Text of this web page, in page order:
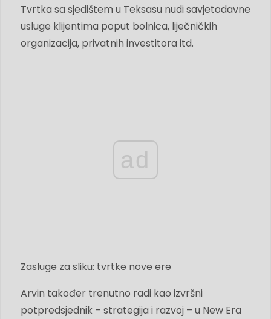
Tvrtka sa sjedištem u Teksasu nudi savjetodavne
usluge klijentima poput bolnica, liječničkih
organizacija, privatnih investitora itd.
ad
Zasluge za sliku: tvrtke nove ere
Arvin također trenutno radi kao izvršni
potpredsjednik – strategija i razvoj – u New Era